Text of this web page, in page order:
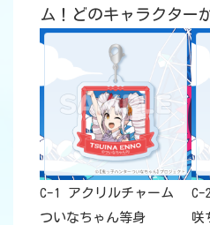
ム！どのキャラクター
C-1 アクリルチャーム
ついなちゃん等身
C-
咲